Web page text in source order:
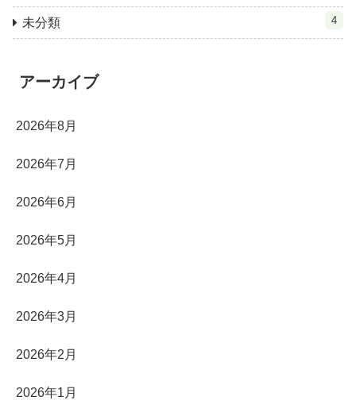
未分類 4
アーカイブ
2026年8月
2026年7月
2026年6月
2026年5月
2026年4月
2026年3月
2026年2月
2026年1月